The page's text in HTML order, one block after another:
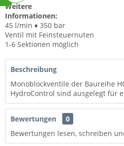
Weitere
Informationen:
45 l/min ♦ 350 bar
Ventil mit Feinsteuernuten
1-6 Sektionen möglich
Beschreibung
Monoblockventile der Baureihe
HydroControl sind ausgelegt für
Bewertungen
0
Bewertungen lesen, schreiben